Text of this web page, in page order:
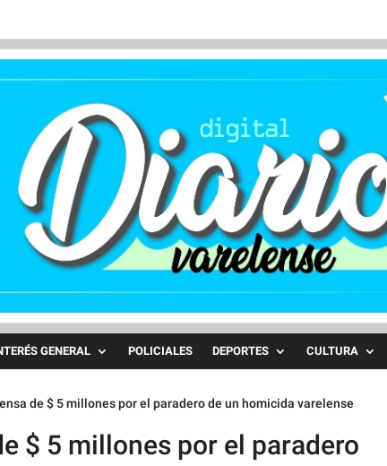
GENERAL POLICIALES DEPORTES CULTURA
de $ 5 millones por el paradero de un homicida varelense
$ 5 millones por el paradero